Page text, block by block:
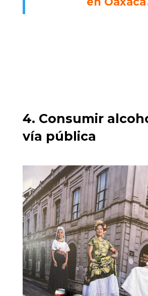
4. Consumir
vía pública